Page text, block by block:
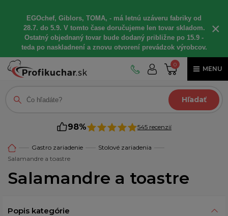
EGOchef, Giblors, TOMA, - má letnú uzáveru fabriky od
28.7. do 5.9. V tomto čase doručujeme len tovar skladom.
Ostatný objednaný tovar bude dodaný približne po 15.9 -
teda po naskladnení a znovu otvorení prevádzok výrobcov.
×
0
MENU
Hľadať
98% 545 recenzií
Gastro zariadenie
Stolové zariadenia
Salamandre a toastre
Salamandre a toastre
Popis kategórie